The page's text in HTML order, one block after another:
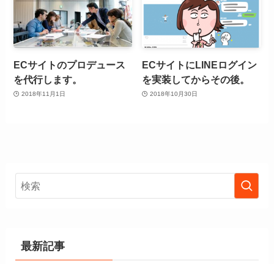
ECサイトのプロデュース
を代行します。
2018年11月1日
ECサイトにLINEログイン
を実装してからその後。
2018年10月30日
最新記事